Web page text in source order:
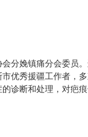
分娩镇痛分会委员
优秀援疆工作者，
诊断和处理，对疤